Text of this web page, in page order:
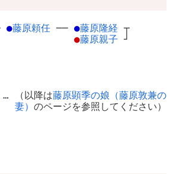
●藤原頼任 ── ●藤原隆経 ┬
●藤原親子 ┘
… （以降は藤原顕季の娘（藤原敦兼の
妻） のページを参照してください）